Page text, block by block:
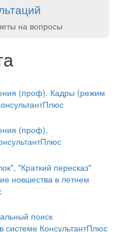
на вопросы
(проф). Кадры (режим
(проф).
"Краткий пересказ"
новшества в летнем
поиск
системе КонсультантПлюс